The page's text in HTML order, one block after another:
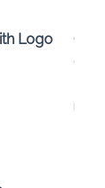
Logo
Price
UAH